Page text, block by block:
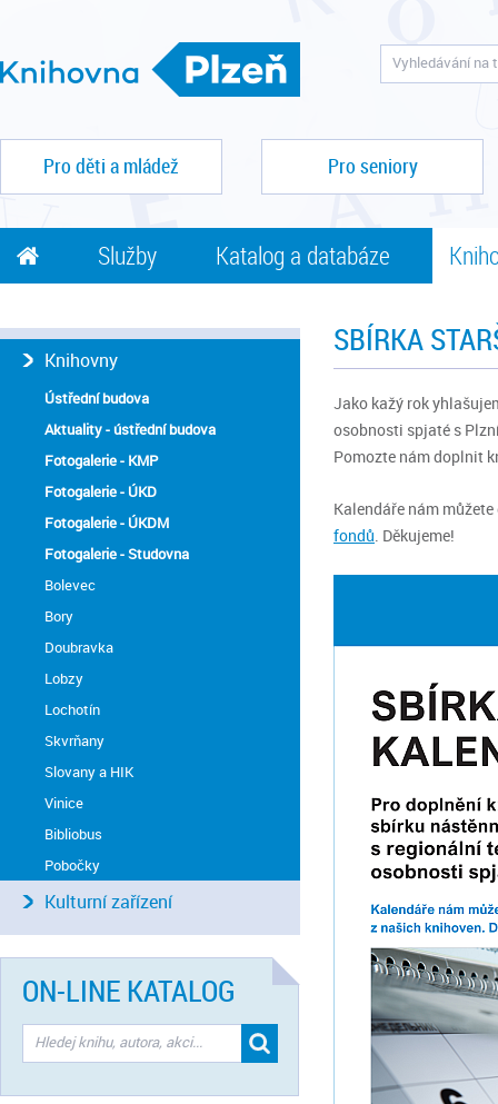
Pro děti a mládež Pro seniory
Služby Katalog a databáze
SBÍRKA
Jako kažý rok
osobnosti spjaté s
Pomozte nám doplnit
Kalendáře nám
fondů. Děkujeme!
Knihovny
Ústřední budova
Aktuality - ústřední budova
Fotogalerie - KMP
Fotogalerie - ÚKD
Fotogalerie - ÚKDM
Fotogalerie - Studovna
Bolevec
Bory
Doubravka
Lobzy
Lochotín
Skvrňany
Slovany a HIK
Vinice
Bibliobus
Pobočky
Kulturní zařízení
ON-LINE KATALOG